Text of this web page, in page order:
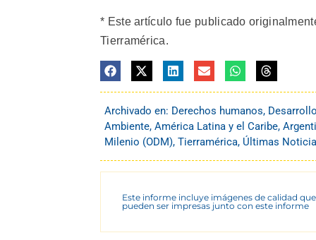
* Este artículo fue publicado
Tierramérica.
Archivado en: Derechos humanos,
Ambiente, América Latina y el Caribe,
Milenio (ODM), Tierramérica, Últimas
Este informe incluye imágenes de calidad
pueden ser impresas junto con este informe